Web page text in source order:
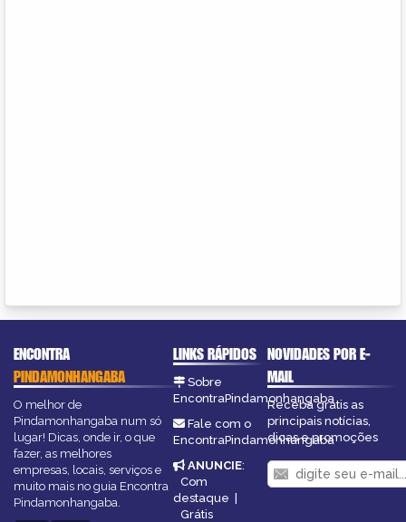
ENCONTRA
PINDAMONHANGABA
O melhor de
Pindamonhangaba num só
lugar! Dicas, onde ir, o que
fazer, as melhores
empresas, locais, serviços e
muito mais no guia Encontra
Pindamonhangaba.
LINKS RÁPIDOS
Sobre
EncontraPindamonhangaba
Fale com o
EncontraPindamonhangaba
ANUNCIE:
Com
destaque |
Grátis
NOVIDADES POR E-
MAIL
Receba grátis as
principais notícias,
dicas e promoções